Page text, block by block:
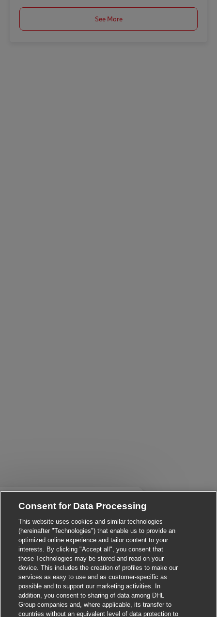
See More
you interested in this job?
I'm interested Similar Jobs
Consent for Data Processing
This website uses cookies and similar technologies
(hereinafter "Technologies") that enable us to provide an
optimized online experience and tailor content to your
interests. By clicking "Accept all", you consent that
these Technologies may be stored and read on your
device. This includes the creation of profiles to make our
services as easy to use and as customer-specific as
possible and to support our marketing activities. In
addition, you consent to sharing of data among DHL
Group companies and, where applicable, its transfer to
countries without an equivalent level of data protection to